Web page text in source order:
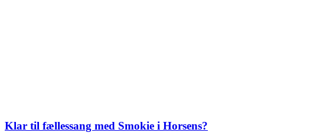
Klar til fællessang med Smokie i Horsens?